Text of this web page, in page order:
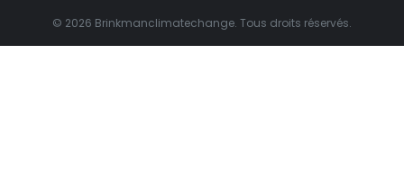
© 2026 Brinkmanclimatechange. Tous droits réservés.